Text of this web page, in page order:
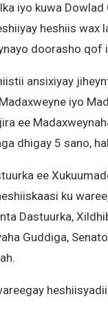
iyo kuwa
heshiis wax
doorasho qof
ansixiyay
iyo
ee
dhigay 5 sano,
ee
ku
Dastuurka,
Guddiga,